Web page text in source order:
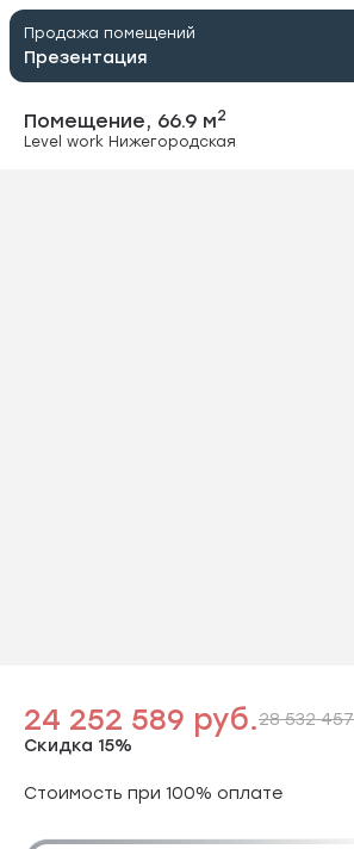
Продажа помещений
Презентация
Помещение, 66.9 м2
Level work Нижегородская
24 252 589 руб.
Скидка 15%
28 532
Стоимость при 100% оплате